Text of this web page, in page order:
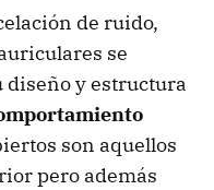
de ruido,
se
diseño y estructura
son aquellos
pero además